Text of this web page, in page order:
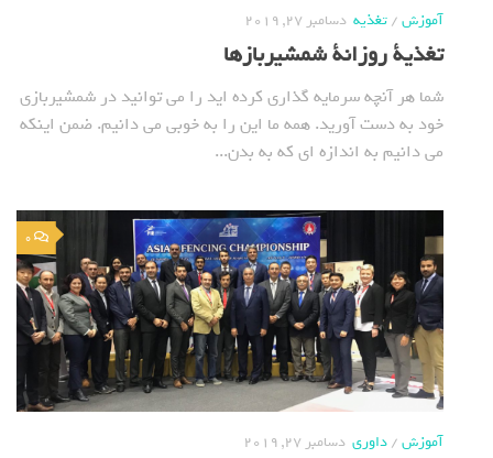
آموزش/تغذیه دسامبر 27, 2019
تغذیة روزانة شمشیربازها
شما هر آنچه سرمایه گذاری کرده اید را می توانید در شمشیربازی
خود به دست آورید. همه ما این را به خوبی می دانیم. ضمن اینکه
می دانیم به اندازه ای که به بدن...
0
آموزش/داوری دسامبر 27, 2019